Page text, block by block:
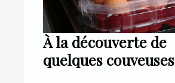
À la découverte de
quelques couveuses